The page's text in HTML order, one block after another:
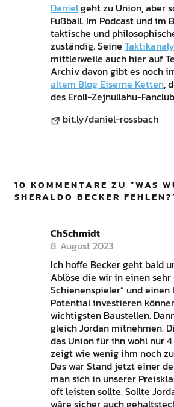
Danielgeht zu Union, aber
Fußball. Im Podcast und im
taktische und
zuständig. Seine
mittlerweile auch hier auf
Archiv davon gibt es noch
altem Blog Eiserne Ketten,
des Eroll-Zejnullahu-
bit.ly/daniel-rossbach
10 KOMMENTARE ZU “WAS
SHERALDO BECKER FEHLEN?
ChSchmidt
8. August 2023
Ich hoffe Becker geht bald
Ablöse die wir in einen sehr
Schienenspieler“ und einen
Potential investieren
wichtigsten Baustellen.
gleich Jordan mitnehmen.
das Union für ihn wohl nur
zeigt wie wenig ihm noch
Das war Stand jetzt einer
man sich in unserer
oft leisten sollte. Sollte